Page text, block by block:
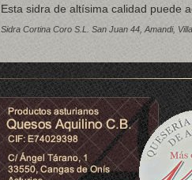
Esta sidra de altísima calidad puede
Sidra Cortina Coro S.L. San Juan 44, Amandi,